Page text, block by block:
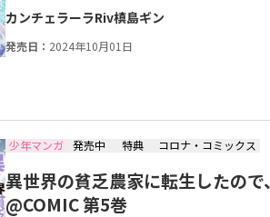
カンチェラーラRiv槙島ギン
発売日： 2024年10月01日
少年マンガ 発売中 特典 コロナ・コミックス
異世界の貧乏農家に転生したの
@COMIC 第5巻